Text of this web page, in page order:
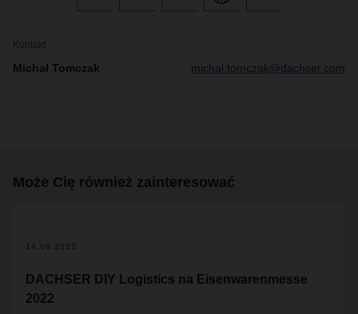
Kontakt
Michał Tomczak michal.tomczak@dachser.com
Może Cię również zainteresować
14.09.2022
DACHSER DIY Logistics na Eisenwarenmesse
2022